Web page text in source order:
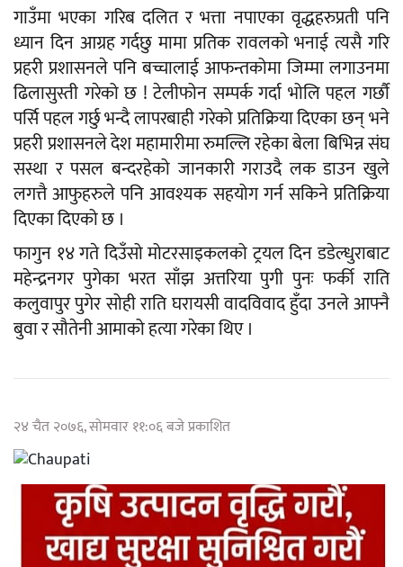
गाउँमा भएका गरिब दलित र भत्ता नपाएका वृद्धहरुप्रती पनि
ध्यान दिन आग्रह गर्दछु मामा प्रतिक रावलको भनाई त्यसै गरि
प्रहरी प्रशासनले पनि बच्चालाई आफन्तकोमा जिम्मा लगाउनमा
ढिलासुस्ती गरेको छ ! टेलीफोन सम्पर्क गर्दा भोलि पहल गर्छौ
पर्सि पहल गर्छु भन्दै लापरबाही गरेको प्रतिक्रिया दिएका छन् भने
प्रहरी प्रशासनले देश महामारीमा रुमल्लि रहेका बेला बिभिन्न संघ
सस्था र पसल बन्दरहेको जानकारी गराउदै लक डाउन खुले
लगत्तै आफुहरुले पनि आवश्यक सहयोग गर्न सकिने प्रतिक्रिया
दिएका दिएको छ ।
फागुन १४ गते दिउँसो मोटरसाइकलको ट्रयल दिन डडेल्धुराबाट
महेन्द्रनगर पुगेका भरत साँझ अत्तरिया पुगी पुनः फर्की राति
कलुवापुर पुगेर सोही राति घरायसी वादविवाद हुँदा उनले आफ्नै
बुवा र सौतेनी आमाको हत्या गरेका थिए ।
२४ चैत २०७६, सोमवार ११:०६ बजे प्रकाशित